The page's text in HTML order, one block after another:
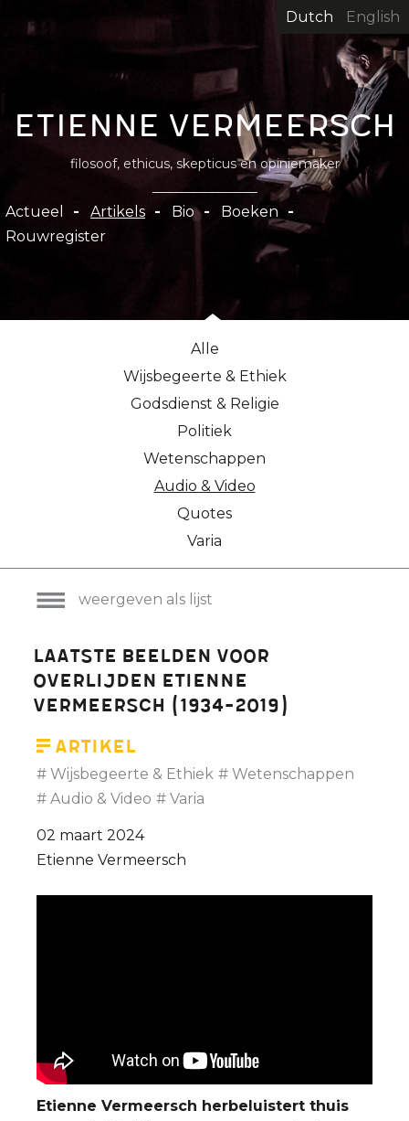
inhoud
gaan
Dutch English
Etienne Vermeersch
filosoof, ethicus, skepticus en opiniemaker
Hoofdnavigatie
Actueel Artikels Bio
Boeken
Rouwregister
Alle
Wijsbegeerte & Ethiek
Godsdienst & Religie
Politiek
Wetenschappen
Audio & Video
Quotes
Varia
weergeven als lijst
Laatste beelden voor
overlijden Etienne
Vermeersch (1934-2019)
Artikel
Wijsbegeerte & Ethiek
Wetenschappen
Audio & Video
Varia
02 maart 2024
Etienne Vermeersch
Etienne Vermeersch herbeluistert thuis